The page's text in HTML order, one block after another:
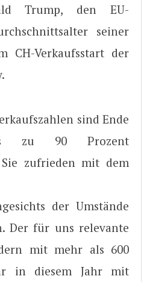
Trump, den EU-
seiner
CH-Verkaufsstart der
sind Ende
zu 90 Prozent
Sie zufrieden mit dem
der Umstände
Der für uns relevante
mit mehr als 600
in diesem Jahr mit